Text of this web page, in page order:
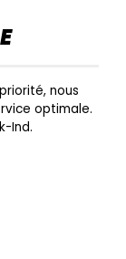
nous
optimale.
Ind.